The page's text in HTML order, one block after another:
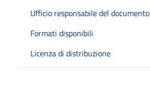
Ufficio responsabile del documento
Formati disponibili
Licenza di distribuzione